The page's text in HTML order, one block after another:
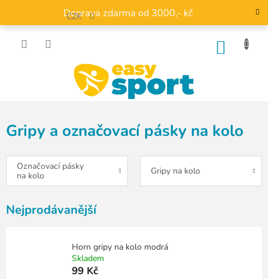
obsah
Doprava zdarma od 3000,- kč
CZK
Gripy a označovací pásky na kolo
Označovací pásky
na kolo
Gripy na kolo
Nejprodávanější
Horn gripy na kolo modrá
Skladem
99 Kč